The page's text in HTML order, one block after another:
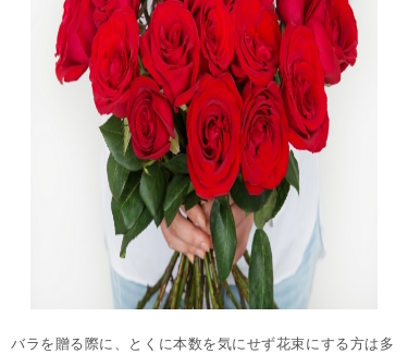
バラを贈る際に、とくに本数を気にせず花束にする方は多